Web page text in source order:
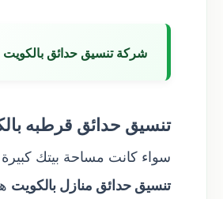
شركة تنسيق حدائق بالكويت
تنسيق حدائق قرطبه
سواء كانت مساحة بيتك
تنسيق حدائق منازل بالكويت